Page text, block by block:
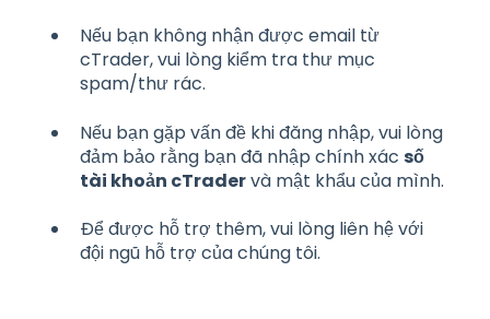
Nếu bạn không nhận được email từ
cTrader, vui lòng kiểm tra thư mục
spam/thư rác.
Nếu bạn gặp vấn đề khi đăng nhập, vui lòng
đảm bảo rằng bạn đã nhập chính xác số
tài khoản cTradervà mật khẩu của mình.
Để được hỗ trợ thêm, vui lòng liên hệ với
đội ngũ hỗ trợ của chúng tôi.